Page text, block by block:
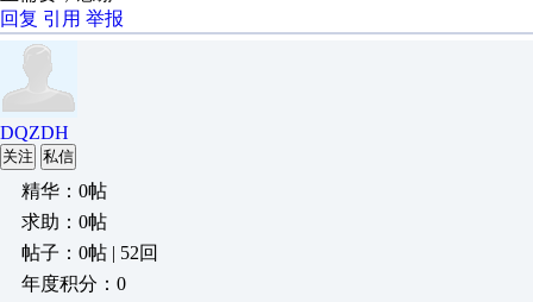
回复 引用 举报
DQZDH
关注 私信
精华：0帖
求助：0帖
帖子：0帖 | 52回
年度积分：0